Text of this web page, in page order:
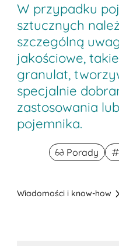
W przypadku
sztucznych
szczególną
jakościowe,
granulat,
specjalnie
zastosowania
pojemnika.
Porady
Wiadomości i know-how